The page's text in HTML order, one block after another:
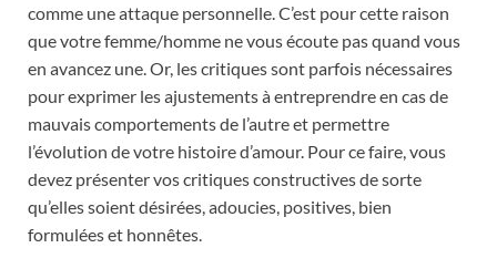
comme une attaque personnelle. C’est pour cette raison
que votre femme/homme ne vous écoute pas quand vous
en avancez une. Or, les critiques sont parfois nécessaires
pour exprimer les ajustements à entreprendre en cas de
mauvais comportements de l’autre et permettre
l’évolution de votre histoire d’amour. Pour ce faire, vous
devez présenter vos critiques constructives de sorte
qu’elles soient désirées, adoucies, positives, bien
formulées et honnêtes.